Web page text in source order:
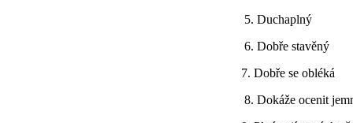
5. Duchaplný
6. Dobře stavěný
7. Dobře se obléká
8. Dokáže ocenit